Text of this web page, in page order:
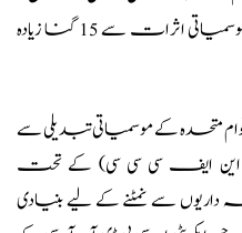
دیگر ممالک کے مقابلے میں موسمیاتی اثرات سے 15 گنا زیادہ
متحدہ کے موسمیاتی تبدیلی سے
ایف سی سی سی) کے تحت
سے نمٹنے کے لیے بنیادی